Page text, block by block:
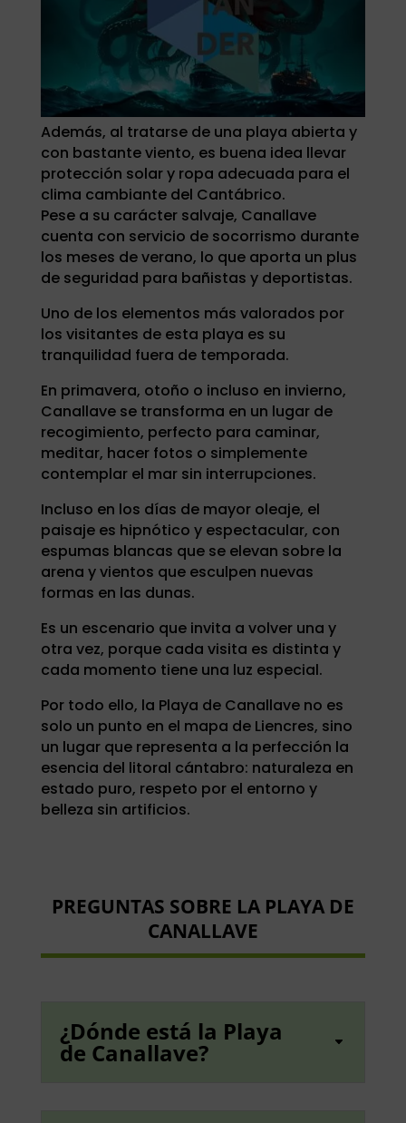
Además, al tratarse de una playa abierta y
con bastante viento, es buena idea llevar
protección solar y ropa adecuada para el
clima cambiante del Cantábrico.
Pese a su carácter salvaje, Canallave
cuenta con servicio de socorrismo durante
los meses de verano, lo que aporta un plus
de seguridad para bañistas y deportistas.
Uno de los elementos más valorados por
los visitantes de esta playa es su
tranquilidad fuera de temporada.
En primavera, otoño o incluso en invierno,
Canallave se transforma en un lugar de
recogimiento, perfecto para caminar,
meditar, hacer fotos o simplemente
contemplar el mar sin interrupciones.
Incluso en los días de mayor oleaje, el
paisaje es hipnótico y espectacular, con
espumas blancas que se elevan sobre la
arena y vientos que esculpen nuevas
formas en las dunas.
Es un escenario que invita a volver una y
otra vez, porque cada visita es distinta y
cada momento tiene una luz especial.
Por todo ello, la Playa de Canallave no es
solo un punto en el mapa de Liencres, sino
un lugar que representa a la perfección la
esencia del litoral cántabro: naturaleza en
estado puro, respeto por el entorno y
belleza sin artificios.
PREGUNTAS SOBRE LA PLAYA DE
CANALLAVE
¿Dónde está la Playa
de Canallave?